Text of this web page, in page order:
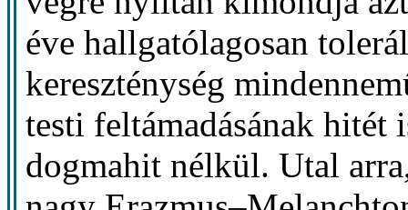
éve hallgatólagosan
kereszténység
testi feltámadásának hitét
dogmahit nélkül. Utal